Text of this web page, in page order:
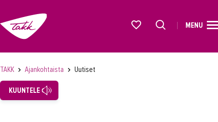
OPISKELIJAKSI
YRITYKSILLE
MENU
TAKK Ajankohtaista Uutiset
KUUNTELE